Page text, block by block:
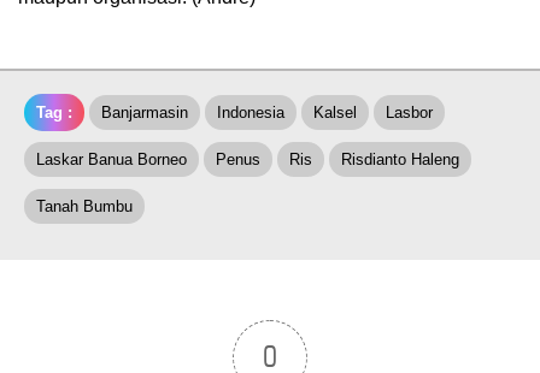
Tag : Banjarmasin Indonesia Kalsel Lasbor
Laskar Banua Borneo Penus Ris Risdianto Haleng
Tanah Bumbu
0